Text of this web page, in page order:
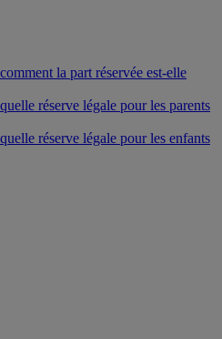
la part réservée est-elle
réserve légale pour les parents
réserve légale pour les enfants